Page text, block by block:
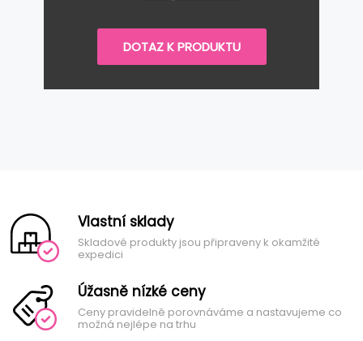
DOTAZ K PRODUKTU
Vlastní sklady
Skladové produkty jsou připraveny k okamžité
expedici
Úžasně nízké ceny
Ceny pravidelně porovnáváme a nastavujeme co
možná nejlépe na trhu